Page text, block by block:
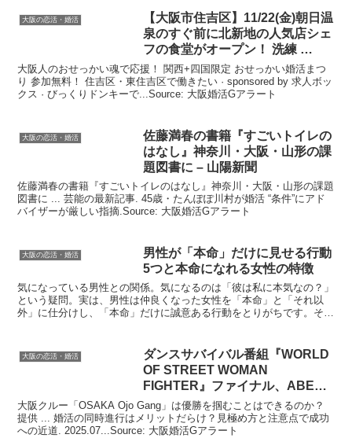
大阪の恋活・婚活 【大阪市住吉区】11/22(金)朝日温
泉のすぐ前に北新地の人気店シェ
フの食堂がオープン！ 洗練 …
大阪人のおせっかい魂で応援！ 関西+四国限定 おせっかい婚活まつ
り 参加無料！ 住吉区・東住吉区で働きたい · sponsored by 求人ボッ
クス · びっくりドンキーで...Source: 大阪婚活Gアラート
大阪の恋活・婚活
佐藤満春の書籍『すごいトイレの
はなし』神奈川・ 大阪 ・山形の課
題図書に – 山陽新聞
佐藤満春の書籍『すごいトイレのはなし』神奈川・大阪・山形の課題
図書に ... 芸能の最新記事. 45歳・たんぽぽ川村が婚活 “条件”にアド
バイザーが厳しい指摘.Source: 大阪婚活Gアラート
大阪の恋活・婚活
男性が「本命」だけに見せる行動
5つと本命になれる女性の特徴
気になっている男性との関係。気になるのは「彼は私に本気なの？」
という疑問。実は、男性は仲良くなった女性を「本命」と「それ以
外」に仕分けし、「本命」だけに誠意ある行動をとりがちです。そん
大阪の恋活・婚活
ダンスサバイバル番組『WORLD
OF STREET WOMAN
FIGHTER』ファイナル、ABEMA
にて7月 …
大阪クルー「OSAKA Ojo Gang」は優勝を掴むことはできるのか？
提供 ... 婚活の同時進行はメリットだらけ？見極め方と注意点で成功
への近道. 2025.07...Source: 大阪婚活Gアラート